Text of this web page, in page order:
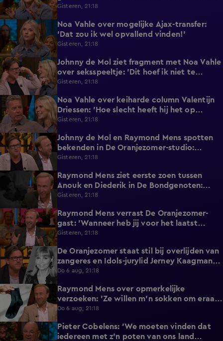
Eredivisie!'
Gisteren, 21:18
0:49
Noa Vahle over mogelijke Ajax-transfer:
'Dat zou ik wel opvallend vinden!'
Gisteren, 21:18
2:12
Johnny de Mol ziet fragment met Noa Vahle
over seksspeeltje: 'Dit hoef ik niet te
horen!'
Gisteren, 21:18
2:25
Noa Vahle over keiharde column Valentijn
Driessen: 'Hoe slecht heeft hij het op
vakantie?!'
Gisteren, 21:18
0:27
Johnny de Mol en Raymond Mens spotten
bekenden in De Oranjezomer-studio:
'Hooggeëerd publiek!'
Gisteren, 21:18
Raymond Mens ziet eerste zoen tussen
Anouk en Diederik in De Bondgenoten:
'Echt een soap!'
Gisteren, 21:18
1:17
Raymond Mens verrast De Oranjezomer-
gast: 'Wanneer heb jij voor het laatst
afgetrokken?'
Gisteren, 21:18
0:36
De Oranjezomer staat stil bij overlijden van
zangeres en Idols-jurylid Jerney Kaagman
(79)
Do 6 aug, 21:18
1:49
Raymond Mens over opmerkelijke
verzoeken: 'Ze willen m'n sokken om eraan
te ruiken'
Do 6 aug, 21:18
1:16
Pieter Cobelens: 'We moeten vinden dat
iedereen met z'n poten van ons land